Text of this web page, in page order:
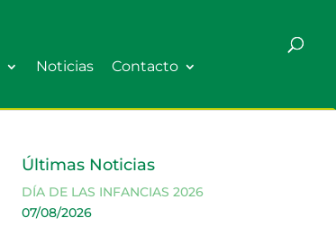
Noticias Contacto
Últimas Noticias
DÍA DE LAS INFANCIAS 2026
07/08/2026